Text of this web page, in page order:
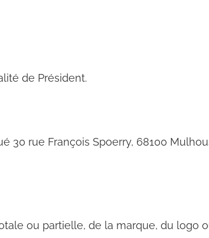
de Président.
30 rue François Spoerry, 68100
ou partielle, de la marque, du logo